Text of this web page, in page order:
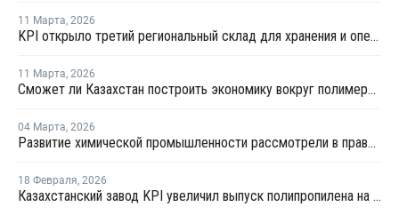
11 Марта, 2026
KPI открыло третий региональный склад для хранения и оперативной доставки полипропилена
11 Марта, 2026
Сможет ли Казахстан построить экономику вокруг полимеров?
04 Марта, 2026
Развитие химической промышленности рассмотрели в правительстве Казахстана
18 Февраля, 2026
Казахстанский завод KPI увеличил выпуск полипропилена на 71% в 2025 году